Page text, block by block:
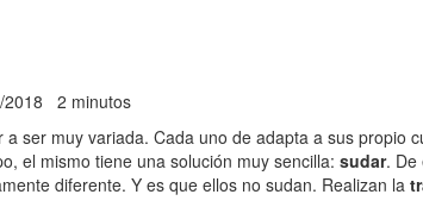
2018 2 minutos
ser muy variada. Cada uno de adapta a sus propio
el mismo tiene una solución muy sencilla: sudar. De
diferente. Y es que ellos no sudan. Realizan la